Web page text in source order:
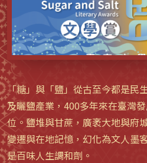
「糖」與「鹽」從古至今都是民
及曬鹽產業，400多年來在臺灣
位。鹽堆與甘蔗，廣袤大地與府
變遷與在地記憶，幻化為文人墨
是百味人生調和劑。